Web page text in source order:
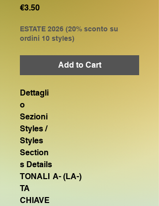
€3.50Price
ESTATE 2026 (20% sconto su
ordini 10 styles)
Add to Cart
Dettagli
o
Sezioni
Styles /
Styles
Section
s Details
TONALI
TA
CHIAVE
A- (LA-)